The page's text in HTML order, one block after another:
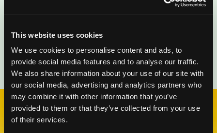
This website uses cookies
We use cookies to personalise content and ads, to
provide social media features and to analyse our traffic.
We also share information about your use of our site with
our social media, advertising and analytics partners who
may combine it with other information that you’ve
provided to them or that they’ve collected from your use
of their services.